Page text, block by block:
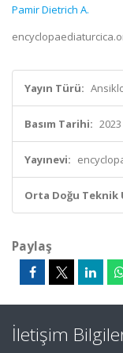
Pamir Dietrich A.
Yayın Türü:
Basım Tarihi: 2023
Yayınevi:
Orta Doğu Teknik
Paylaş
İletişim